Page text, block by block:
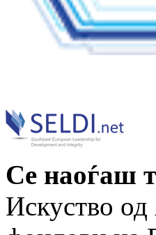
Се наоѓаш
Искуство од